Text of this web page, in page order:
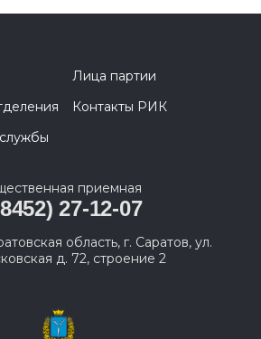
Лица партии
Контакты РИК
приемная
27-12-07
область, г. Саратов, ул.
д. 72, строение 2